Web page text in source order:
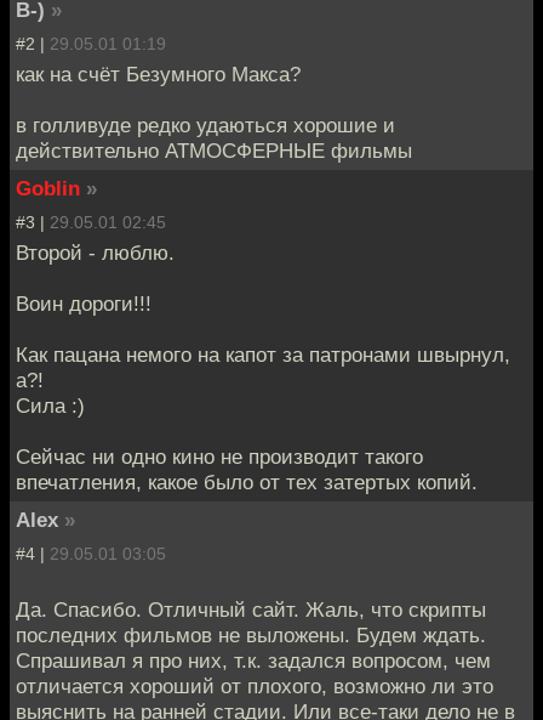
B-) »
#2 | 29.05.01 01:19
как на счёт Безумного Макса?
в голливуде редко удаються хорошие и
действительно АТМОСФЕРНЫЕ фильмы
Goblin »
#3 | 29.05.01 02:45
Второй - люблю.
Воин дороги!!!
Как пацана немого на капот за патронами швырнул,
а?!
Сила :)
Сейчас ни одно кино не производит такого
впечатления, какое было от тех затертых копий.
Alex »
#4 | 29.05.01 03:05
Да. Спасибо. Отличный сайт. Жаль, что скрипты
последних фильмов не выложены. Будем ждать.
Спрашивал я про них, т.к. задался вопросом, чем
отличается хороший от плохого, возможно ли это
выяснить на ранней стадии. Или все-таки дело не в